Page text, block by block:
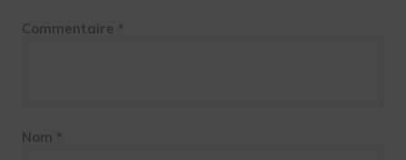
Commentaire *
Nom *